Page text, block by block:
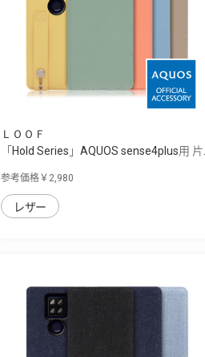
ＬＯＯＦ
「Hold Series」AQUOS sense4plus用 片...
参考価格￥2,980
レザー